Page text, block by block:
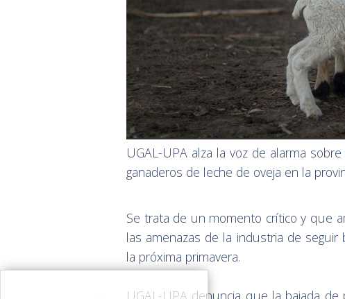
UGAL-UPA alza la voz de alarma
ganaderos de leche de oveja en la
Se trata de un momento crítico y que
las amenazas de la industria de
la próxima primavera.